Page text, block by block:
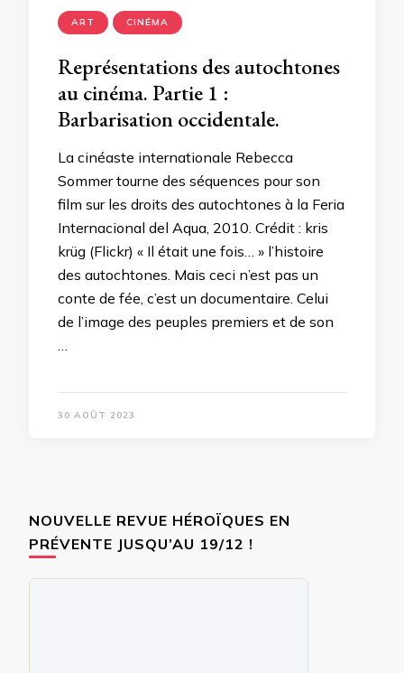
ART CINÉMA
Représentations des autochtones
au cinéma. Partie 1 :
Barbarisation occidentale.
La cinéaste internationale Rebecca
Sommer tourne des séquences pour son
film sur les droits des autochtones à la Feria
Internacional del Aqua, 2010. Crédit : kris
krüg (Flickr) « Il était une fois… » l’histoire
des autochtones. Mais ceci n’est pas un
conte de fée, c’est un documentaire. Celui
de l’image des peuples premiers et de son
30 AOÛT 2023
NOUVELLE REVUE HÉROÏQUES EN
PRÉVENTE JUSQU’AU 19/12 !